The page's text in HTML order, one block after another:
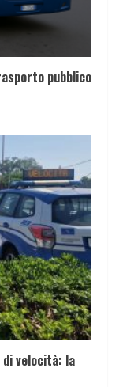
pubblico
velocità: la